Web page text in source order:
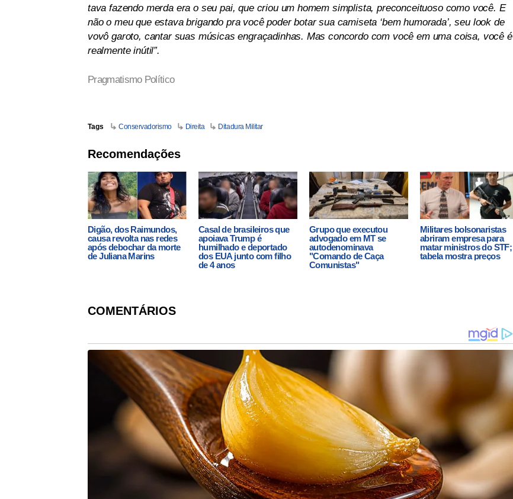
tava fazendo merda era o seu pai, que criou um homem simplista, preconceituoso como você. E
não o meu que estava brigando pra você poder botar sua camiseta ‘bem humorada’, seu look de
vovô garoto, cantar suas músicas engraçadinhas. Mas concordo com você em uma coisa, você é
realmente inútil”.
Pragmatismo Político
Tags Conservadorismo Direita Ditadura Militar
Recomendações
Digão, dos Raimundos,
causa revolta nas redes
após debochar da morte
de Juliana Marins
Casal de brasileiros que
apoiava Trump é
humilhado e deportado
dos EUA junto com filho
de 4 anos
Grupo que executou
advogado em MT se
autodenominava
"Comando de Caça
Comunistas"
Militares bolsonaristas
abriram empresa para
matar ministros do STF;
tabela mostra preços
COMENTÁRIOS